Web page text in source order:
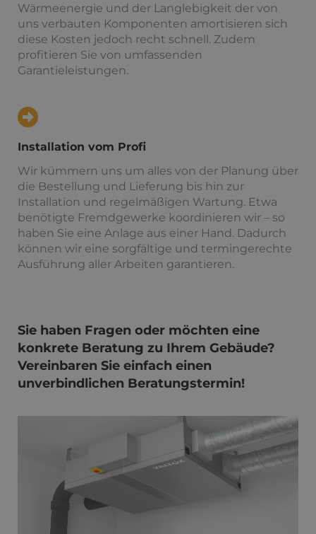
Wärmeenergie und der Langlebigkeit der von
uns verbauten Komponenten amortisieren sich
diese Kosten jedoch recht schnell. Zudem
profitieren Sie von umfassenden
Garantieleistungen.
Installation vom Profi
Wir kümmern uns um alles von der Planung über
die Bestellung und Lieferung bis hin zur
Installation und regelmäßigen Wartung. Etwa
benötigte Fremdgewerke koordinieren wir – so
haben Sie eine Anlage aus einer Hand. Dadurch
können wir eine sorgfältige und termingerechte
Ausführung aller Arbeiten garantieren.
Sie haben Fragen oder möchten eine
konkrete Beratung zu Ihrem Gebäude?
Vereinbaren Sie einfach einen
unverbindlichen Beratungstermin!